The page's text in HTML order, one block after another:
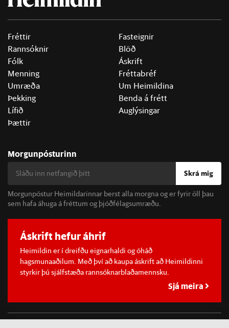
Fréttir
Rannsóknir
Fólk
Menning
Umræða
Þekking
Lífið
Þættir
Fasteignir
Blöð
Áskrift
Fréttabréf
Um Heimildina
Benda á frétt
Auglýsingar
Morgunpósturinn
Skrá mig
Morgunpóstur Heimildarinnar berst alla morgna og er fyrir öll þau
sem hafa áhuga á fréttum og þjóðfélagsumræðu.
Áskrift hefur áhrif
Heimildin er í dreifðu eignarhaldi og óháð
hagsmunaaðilum. Með því að kaupa áskrift að Heimildinni
styrkir þú sjálfstæða rannsóknarblaðamennsku.
Sjá meira